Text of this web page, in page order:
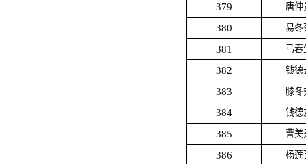
379 唐仲
380 易冬
381 马春
382 钱德
383 滕冬
384 钱德
385 曹美
386 杨莲